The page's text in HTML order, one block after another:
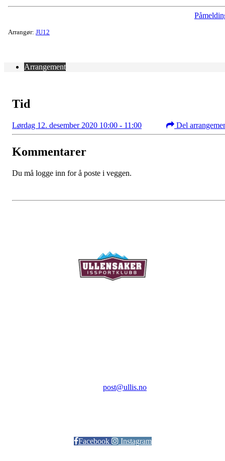
Arrangør: JU12
Arrangement
Tid
Lørdag 12. desember 2020 10:00 - 11:00 Del
Kommentarer
Du må logge inn for å poste i veggen.
post@ullis.no
Facebook Instagram